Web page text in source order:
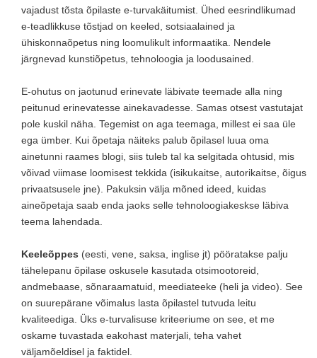
vajadust tõsta õpilaste e-turvakäitumist. Ühed eesrindlikumad
e-teadlikkuse tõstjad on keeled, sotsiaalained ja
ühiskonnaõpetus ning loomulikult informaatika. Nendele
järgnevad kunstiõpetus, tehnoloogia ja loodusained.
E-ohutus on jaotunud erinevate läbivate teemade alla ning
peitunud erinevatesse ainekavadesse. Samas otsest vastutajat
pole kuskil näha. Tegemist on aga teemaga, millest ei saa üle
ega ümber. Kui õpetaja näiteks palub õpilasel luua oma
ainetunni raames blogi, siis tuleb tal ka selgitada ohtusid, mis
võivad viimase loomisest tekkida (isikukaitse, autorikaitse, õigus
privaatsusele jne). Pakuksin välja mõned ideed, kuidas
aineõpetaja saab enda jaoks selle tehnoloogiakeskse läbiva
teema lahendada.
Keeleõppes (eesti, vene, saksa, inglise jt) pööratakse palju
tähelepanu õpilase oskusele kasutada otsimootoreid,
andmebaase, sõnaraamatuid, meediateeke (heli ja video). See
on suurepärane võimalus lasta õpilastel tutvuda leitu
kvaliteediga. Üks e-turvalisuse kriteeriume on see, et me
oskame tuvastada eakohast materjali, teha vahet
väljamõeldisel ja faktidel.